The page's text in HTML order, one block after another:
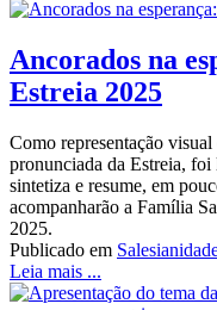
Ancorados na
Estreia 2025
Como representação
pronunciada da Estreia,
sintetiza e resume, em
acompanharão a Família
2025.
Publicado em
Leia mais ...